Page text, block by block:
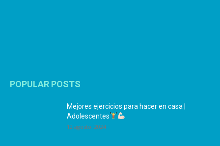
POPULAR POSTS
Mejores ejercicios para hacer en casa |
Adolescentes
12 agosto, 2024